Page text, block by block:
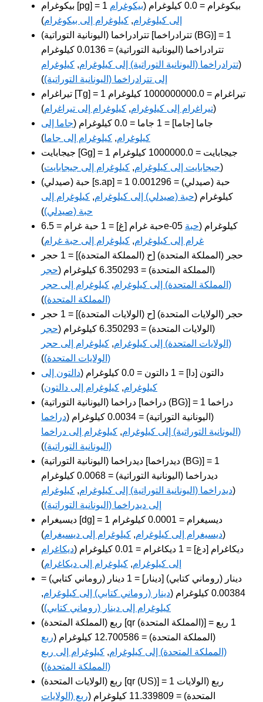
بيكوغرام [pg] = 1 بيكوغرام = 0.0 كيلوغرام (
بيكوغرام
إلى كيلوغرام, كيلوغرام إلى بيكوغرام)
تترادراخما (اليونانية التوراتية) [تترادراخما (BG)] = 1
تترادراخما (اليونانية التوراتية) = 0.0136 كيلوغرام
(تترادراخما (اليونانية التوراتية) إلى كيلوغرام, كيلوغرام
إلى تترادراخما (اليونانية التوراتية))
تيراغرام [Tg] = 1 تيراغرام = 1000000000.0 كيلوغرام
(تيراغرام إلى كيلوغرام, كيلوغرام إلى تيراغرام)
جاما [جاما] = 1 جاما = 0.0 كيلوغرام (
جاما إلى
كيلوغرام, كيلوغرام إلى جاما)
جيجابايت [Gg] = 1 جيجابايت = 1000000.0 كيلوغرام
(جيجابايت إلى كيلوغرام, كيلوغرام إلى جيجابايت)
حبة (صيدلي) [s.ap] = 1 حبة (صيدلي) = 0.001296
كيلوغرام (حبة (صيدلي) إلى كيلوغرام, كيلوغرام إلى
حبة (صيدلي))
حبة غرام [غ] = 1 حبة غرام = 6.5e-05 كيلوغرام (حبة
غرام إلى كيلوغرام, كيلوغرام إلى حبة غرام)
حجر (المملكة المتحدة) [ح (المملكة المتحدة)] = 1 حجر
(المملكة المتحدة) = 6.350293 كيلوغرام (
حجر
(المملكة المتحدة) إلى كيلوغرام, كيلوغرام إلى حجر
(المملكة المتحدة))
حجر (الولايات المتحدة) [ح (الولايات المتحدة)] = 1 حجر
(الولايات المتحدة) = 6.350293 كيلوغرام (
حجر
(الولايات المتحدة) إلى كيلوغرام, كيلوغرام إلى حجر
(الولايات المتحدة))
دالتون [دا] = 1 دالتون = 0.0 كيلوغرام (
دالتون إلى
كيلوغرام, كيلوغرام إلى دالتون)
دراخما (اليونانية التوراتية) [دراخما (BG)] = 1 دراخما
(اليونانية التوراتية) = 0.0034 كيلوغرام (
دراخما
(اليونانية التوراتية) إلى كيلوغرام, كيلوغرام إلى دراخما
(اليونانية التوراتية))
ديدراخما (اليونانية التوراتية) [ديدراخما (BG)] = 1
ديدراخما (اليونانية التوراتية) = 0.0068 كيلوغرام
(ديدراخما (اليونانية التوراتية) إلى كيلوغرام, كيلوغرام
إلى ديدراخما (اليونانية التوراتية))
ديسيغرام [dg] = 1 ديسيغرام = 0.0001 كيلوغرام
(ديسيغرام إلى كيلوغرام, كيلوغرام إلى ديسيغرام)
ديكاغرام [دغ] = 1 ديكاغرام = 0.01 كيلوغرام (
ديكاغرام
إلى كيلوغرام, كيلوغرام إلى ديكاغرام)
دينار (روماني كتابي) [دينار] = 1 دينار (روماني كتابي) =
0.00384 كيلوغرام (
دينار (روماني كتابي) إلى كيلوغرام,
كيلوغرام إلى دينار (روماني كتابي))
ربع (المملكة المتحدة) [qr (المملكة المتحدة)] = 1 ربع
(المملكة المتحدة) = 12.700586 كيلوغرام (
ربع
(المملكة المتحدة) إلى كيلوغرام, كيلوغرام إلى ربع
(المملكة المتحدة))
ربع (الولايات المتحدة) [qr (US)] = 1 ربع (الولايات
المتحدة) = 11.339809 كيلوغرام (
ربع (الولايات